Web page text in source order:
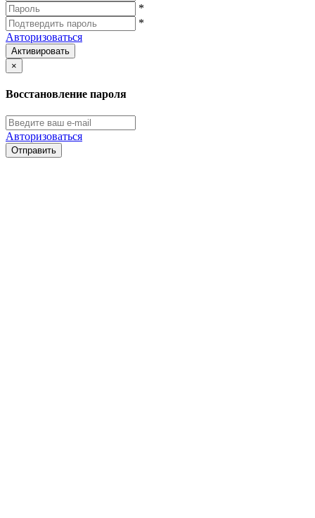
*
*
Авторизоваться
Активировать
×
Восстановление пароля
Авторизоваться
Отправить